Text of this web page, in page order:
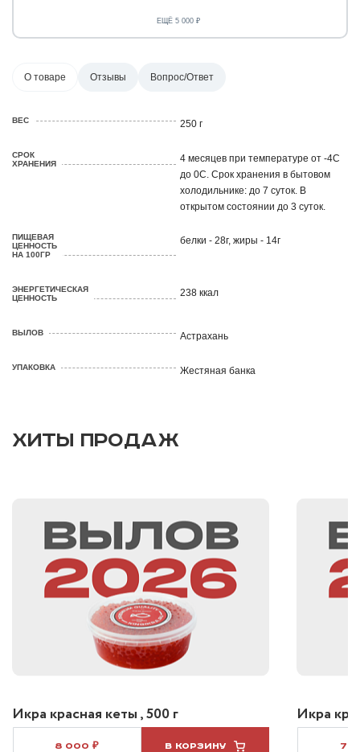
ЕЩЁ 5 000 ₽
О товаре Отзывы Вопрос/Ответ
ВЕС 250 г
СРОК
ХРАНЕНИЯ
4 месяцев при температуре от -4С
до 0С. Срок хранения в бытовом
холодильнике: до 7 суток. В
открытом состоянии до 3 суток.
ПИЩЕВАЯ
ЦЕННОСТЬ
НА 100ГР
белки - 28г, жиры - 14г
ЭНЕРГЕТИЧЕСКАЯ
ЦЕННОСТЬ
238 ккал
ВЫЛОВ Астрахань
УПАКОВКА Жестяная банка
ХИТЫ ПРОДАЖ
Икра красная кеты , 500 г
8 000 ₽ В КОРЗИНУ
Икра
7